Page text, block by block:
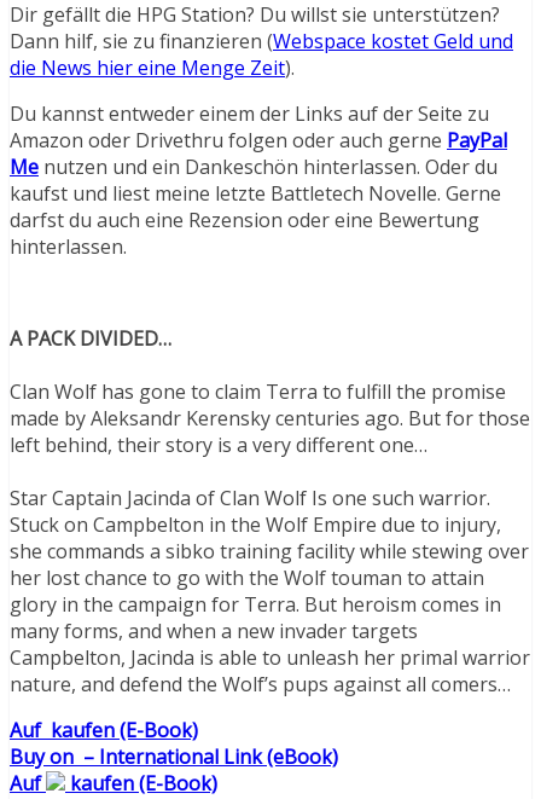
Dir gefällt die HPG Station? Du willst sie unterstützen?
Dann hilf, sie zu finanzieren (Webspace kostet Geld und
die News hier eine Menge Zeit).
Du kannst entweder einem der Links auf der Seite zu
Amazon oder Drivethru folgen oder auch gerne PayPal
Me nutzen und ein Dankeschön hinterlassen. Oder du
kaufst und liest meine letzte Battletech Novelle. Gerne
darfst du auch eine Rezension oder eine Bewertung
hinterlassen.
A PACK DIVIDED…
Clan Wolf has gone to claim Terra to fulfill the promise
made by Aleksandr Kerensky centuries ago. But for those
left behind, their story is a very different one…
Star Captain Jacinda of Clan Wolf Is one such warrior.
Stuck on Campbelton in the Wolf Empire due to injury,
she commands a sibko training facility while stewing over
her lost chance to go with the Wolf touman to attain
glory in the campaign for Terra. But heroism comes in
many forms, and when a new invader targets
Campbelton, Jacinda is able to unleash her primal warrior
nature, and defend the Wolf’s pups against all comers…
Auf kaufen (E-Book)
Buy on – International Link (eBook)
Auf
kaufen (E-Book)